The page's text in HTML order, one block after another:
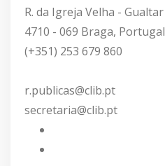
R. da Igreja Velha - Gualtar
4710 - 069 Braga, Portugal
(+351) 253 679 860
r.publicas@clib.pt
secretaria@clib.pt